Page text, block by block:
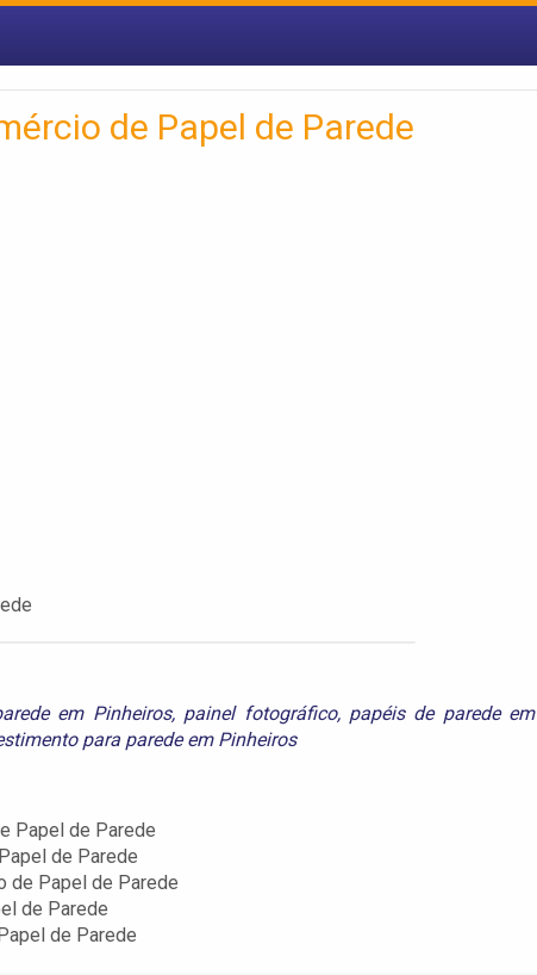
de Papel de Parede
em Pinheiros, painel fotográfico, papéis de parede em
para parede em Pinheiros
Papel de Parede
de Parede
de Papel de Parede
de Parede
de Parede